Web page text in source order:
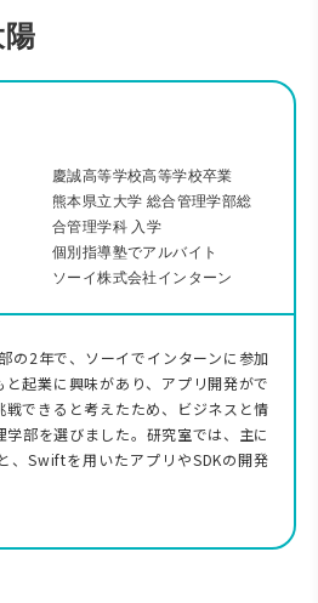
慶誠高等学校高等学校卒業
熊本県立大学 総合管理学部総
合管理学科 入学
個別指導塾でアルバイト
ソーイ株式会社インターン
の2年で、ソーイでインターンに参加
と起業に興味があり、アプリ開発がで
戦できると考えたため、ビジネスと情
部を選びました。研究室では、主に
、Swiftを用いたアプリやSDKの開発